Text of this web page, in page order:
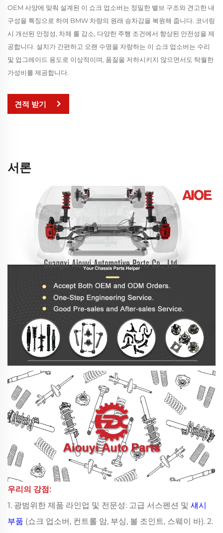
OEM 사양에 맞춰 설계된 이 쇼크 업소버는 정밀한 밸브 구조와 견고한 내
구성을 특징으로 하여 BMW 차량의 원래 승차감을 복원해 줍니다. 코너링
시 개선된 안정성, 차체 롤 감소, 다양한 주행 조건에서 향상된 안전성을 제
공합니다. 설치가 간편하고 오랜 수명을 자랑하는 이 쇼크 업소버는 수리
및 업그레이드 용도로 이상적이며, 품질을 저하시키지 않으면서도 탁월한
가성비를 제공합니다.
견적 받기
서론
우리의 강점:
1. 광범위한 제품 라인업 및 전문성: 고급 서스펜션 및 섀시
부품 (쇼크 업소버, 컨트롤 암, 부싱, 볼 조인트, 스웨이 바). 2.